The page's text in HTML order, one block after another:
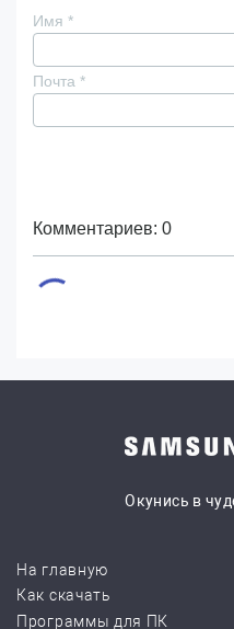
Имя *
Почта *
Комментариев: 0
Окунись в
На главную
Как скачать
Программы для ПК